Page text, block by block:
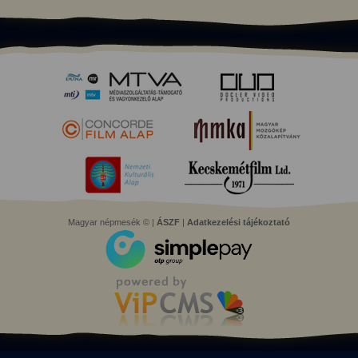
Magyar népmesék © | ÁSZF | Adatkezelési tájékoztató